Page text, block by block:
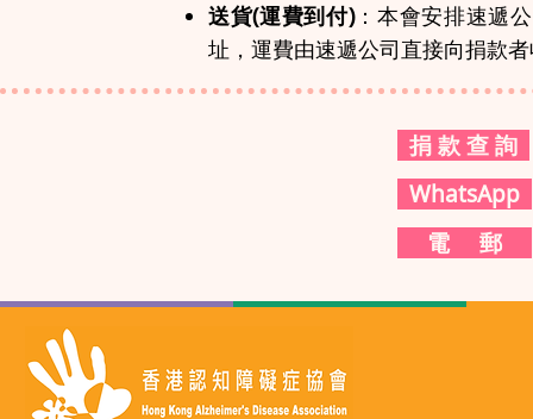
送貨(運費到付)：本會安排速遞
址，運費由速遞公司直接向捐款
捐 款 查 詢
WhatsApp
電 郵